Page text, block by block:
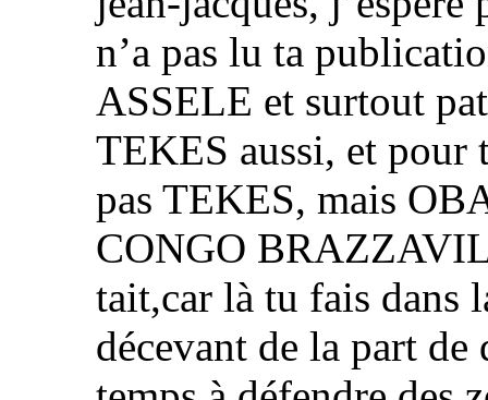
n’a pas lu ta
ASSELE et surtout
TEKES aussi, et pour
pas TEKES, mais
CONGO
tait,car là tu fais dans
décevant de la part de